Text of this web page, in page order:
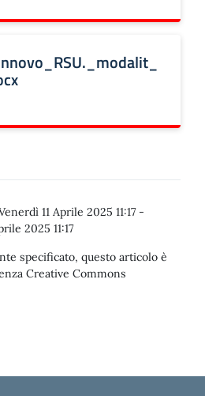
11 Aprile 2025 11:17 -
2025 11:17
specificato, questo articolo è
Creative Commons